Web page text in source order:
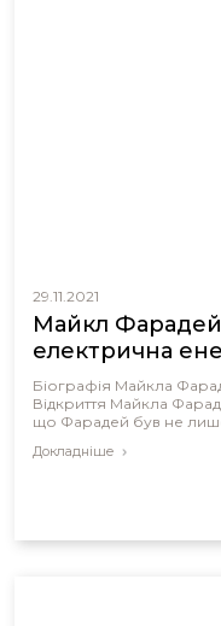
29.11.2021
Майкл Фарадей
електрична
Біографія Майкла
Відкриття Майкла
що Фарадей був не
Докладніше